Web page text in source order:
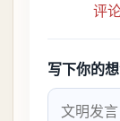
评
写下你的